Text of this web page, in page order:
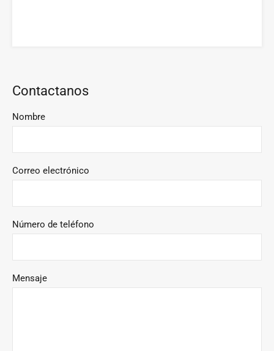
Contactanos
Nombre
Correo electrónico
Número de teléfono
Mensaje